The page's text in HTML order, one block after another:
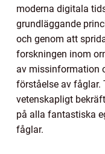
moderna digitala
grundläggande
och genom att
forskningen inom
av missinformation
förståelse av
vetenskapligt
på alla fantastiska
fåglar.